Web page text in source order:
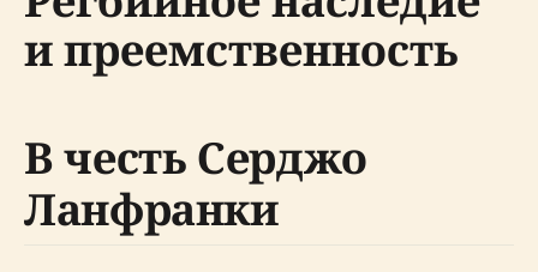
и преемственность
В честь Серджо
Ланфранки